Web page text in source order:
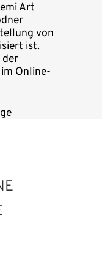
Art
von
ist.
der
Online-